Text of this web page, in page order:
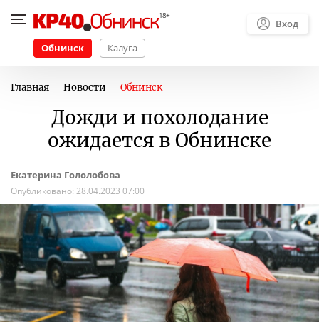
Обнинск Калуга
Вход
Главная Новости Обнинск
Дожди и похолодание
ожидается в Обнинске
Екатерина Гололобова
Опубликовано: 28.04.2023 07:00